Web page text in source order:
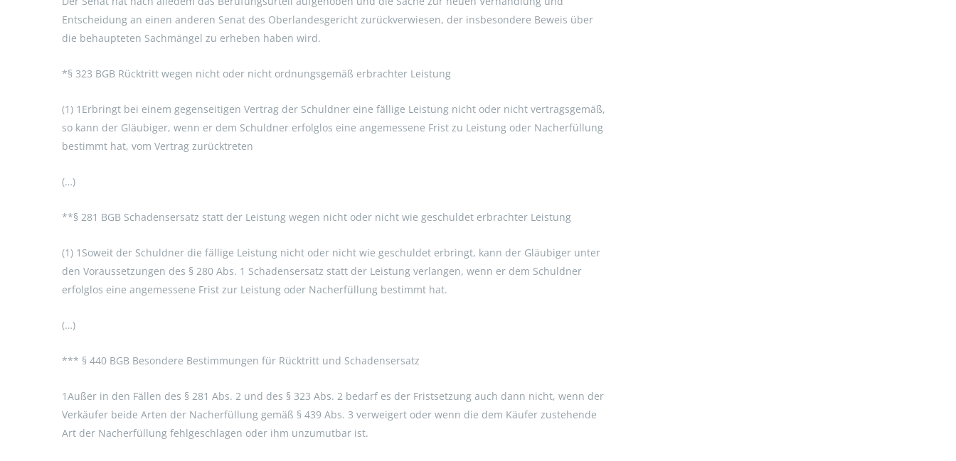
Entscheidung an einen anderen Senat des Oberlandesgericht zurückverwiesen, der insbesondere Beweis über
die behaupteten Sachmängel zu erheben haben wird.
*§ 323 BGB Rücktritt wegen nicht oder nicht ordnungsgemäß erbrachter Leistung
(1) 1Erbringt bei einem gegenseitigen Vertrag der Schuldner eine fällige Leistung nicht oder nicht vertragsgemäß,
so kann der Gläubiger, wenn er dem Schuldner erfolglos eine angemessene Frist zu Leistung oder Nacherfüllung
bestimmt hat, vom Vertrag zurücktreten
(…)
**§ 281 BGB Schadensersatz statt der Leistung wegen nicht oder nicht wie geschuldet erbrachter Leistung
(1) 1Soweit der Schuldner die fällige Leistung nicht oder nicht wie geschuldet erbringt, kann der Gläubiger unter
den Voraussetzungen des § 280 Abs. 1 Schadensersatz statt der Leistung verlangen, wenn er dem Schuldner
erfolglos eine angemessene Frist zur Leistung oder Nacherfüllung bestimmt hat.
(…)
*** § 440 BGB Besondere Bestimmungen für Rücktritt und Schadensersatz
1Außer in den Fällen des § 281 Abs. 2 und des § 323 Abs. 2 bedarf es der Fristsetzung auch dann nicht, wenn der
Verkäufer beide Arten der Nacherfüllung gemäß § 439 Abs. 3 verweigert oder wenn die dem Käufer zustehende
Art der Nacherfüllung fehlgeschlagen oder ihm unzumutbar ist.